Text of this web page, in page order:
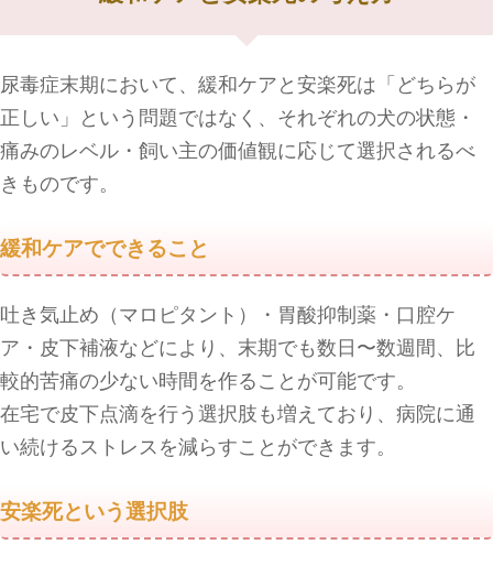
尿毒症末期において、緩和ケアと安楽死は「どちらが
正しい」という問題ではなく、それぞれの犬の状態・
痛みのレベル・飼い主の価値観に応じて選択されるべ
きものです。
緩和ケアでできること
吐き気止め（マロピタント）・胃酸抑制薬・口腔ケ
ア・皮下補液などにより、末期でも数日〜数週間、比
較的苦痛の少ない時間を作ることが可能です。
在宅で皮下点滴を行う選択肢も増えており、病院に通
い続けるストレスを減らすことができます。
安楽死という選択肢